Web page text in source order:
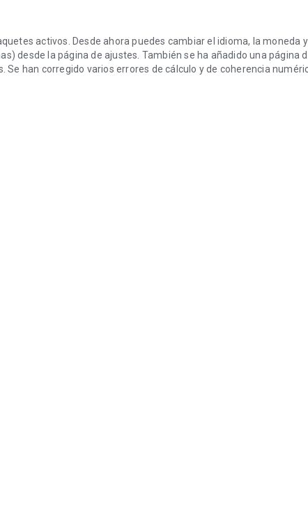
activos. Desde ahora puedes cambiar el idioma, la moneda y
desde la página de ajustes. También se ha añadido una página
han corregido varios errores de cálculo y de coherencia